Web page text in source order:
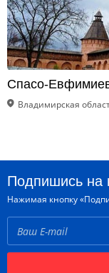
Спасо-
Владимирская
Подпишись на
Нажимая кнопку